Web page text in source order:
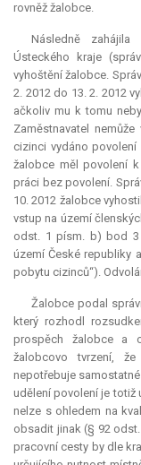
rovněž žalobce.
Následně zahájila
Ústeckého kraje
vyhoštění žalobce.
2. 2012 do 13. 2. 2012
ačkoliv mu k tomu
Zaměstnavatel
cizinci vydáno
žalobce měl povolení k
práci bez povolení.
10. 2012 žalobce
vstup na území
odst. 1 písm. b) bod 3
území České republiky
pobytu cizinců“).
Žalobce podal
který rozhodl
prospěch žalobce a
žalobcovo tvrzení,
nepotřebuje
udělení povolení je totiž
nelze s ohledem na
obsadit jinak (§ 92
pracovní cesty by dle